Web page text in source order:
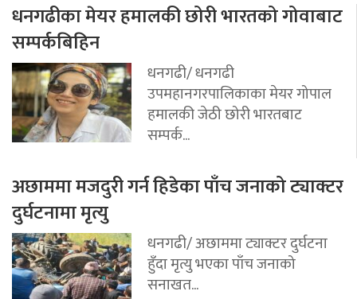
धनगढीका मेयर हमालकी छोरी भारतको गोवाबाट
सम्पर्कबिहिन
धनगढी/ धनगढी
उपमहानगरपालिकाका मेयर गोपाल
हमालकी जेठी छोरी भारतबाट
सम्पर्क...
अछाममा मजदुरी गर्न हिडेका पाँच जनाको ट्याक्टर
दुर्घटनामा मृत्यु
धनगढी/ अछाममा ट्याक्टर दुर्घटना
हुँदा मृत्यु भएका पाँच जनाको
सनाखत...